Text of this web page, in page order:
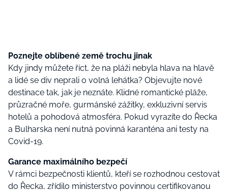
Poznejte oblíbené země trochu jinak
Kdy jindy můžete říct, že na pláži nebyla hlava na hlavě
a lidé se div neprali o volná lehátka? Objevujte nové
destinace tak, jak je neznáte. Klidné romantické pláže,
průzračné moře, gurmánské zážitky, exkluzivní servis
hotelů a pohodová atmosféra. Pokud vyrazíte do Řecka
a Bulharska není nutná povinná karanténa ani testy na
Covid-19.
Garance maximálního bezpečí
V rámci bezpečnosti klientů, kteří se rozhodnou cestovat
do Řecka, zřídilo ministerstvo povinnou certifikovanou